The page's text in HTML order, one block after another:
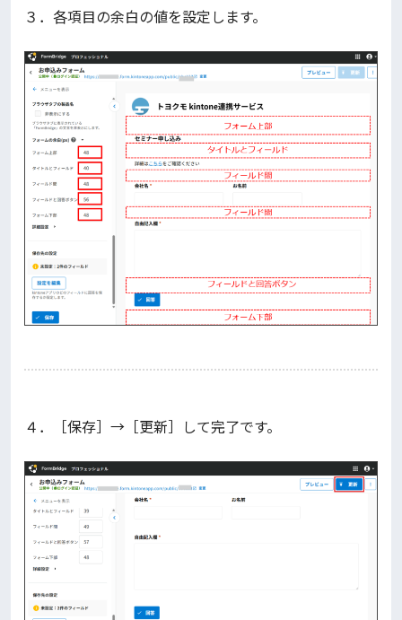
３．各項目の余白の値を設定します。
４．［保存］→［更新］して完了です。